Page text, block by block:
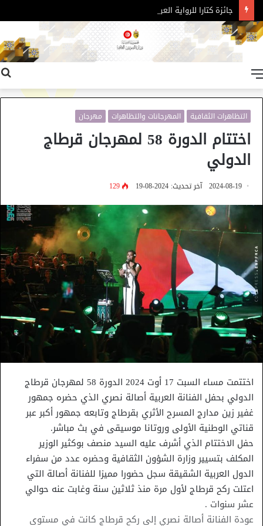
جائزة كتارا للرواية العربية – الدورة 11
التظاهرات الثقافية المهرجانات والتظاهرات مهرجان
اختتام الدورة 58 لمهرجان قرطاج
الدولي
2024-08-19 آخر تحديث: 2024-08-19 129
اختتمت مساء السبت 17 أوت 2024 الدورة 58 لمهرجان قرطاج
الدولي بحفل الفنانة العربية أصالة نصري الذي حضره جمهور
غفير زين مدارج المسرح الأثري بقرطاج وتابعه جمهور أكبر عبر
قناتي الوطنية الأولى وروتانا موسيقى في بث مباشر.
حفل الاختتام الذي أشرف عليه السيد منصف بوكثير الوزير
المكلف بتسيير وزارة الشؤون الثقافية وحضره عدد من سفراء
الدول العربية الشقيقة سجل حضورا مميزا للفنانة أصالة التي
اعتلت ركح قرطاج لأول مرة منذ ثلاثين سنة وغابت عنه حوالي
عشر سنوات .
عودة الفنانة أصالة نصري إلى ركح قرطاج كانت في مستوى